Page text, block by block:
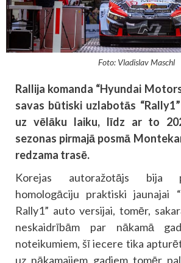
Foto: Vladislav Maschl
Rallija komanda “Hyundai
savas būtiski uzlabotās
uz vēlāku laiku, līdz ar to
sezonas pirmajā posmā
redzama trasē.
Korejas autoražotājs bija
homologāciju praktiski jaunajai
Rally1” auto versijai, tomēr,
neskaidrībām par nākamā
noteikumiem, šī iecere tika
uz nākamajiem gadiem tomēr